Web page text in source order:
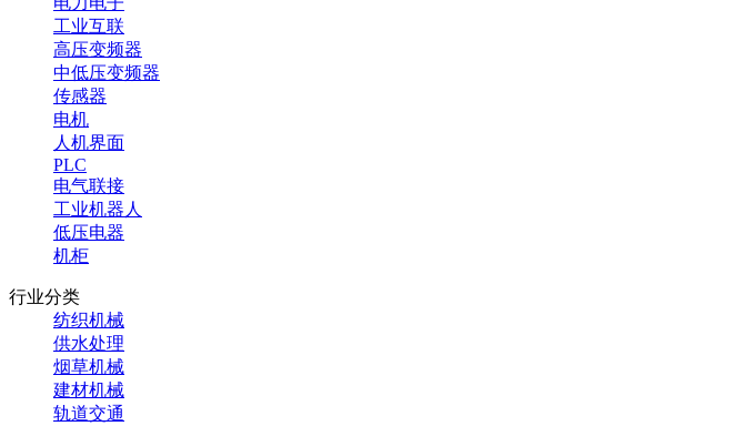
工业互联
高压变频器
中低压变频器
传感器
电机
人机界面
PLC
电气联接
工业机器人
低压电器
机柜
行业分类
纺织机械
供水处理
烟草机械
建材机械
轨道交通